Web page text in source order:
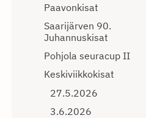
Paavonkisat
Saarijärven 90.
Juhannuskisat
Pohjola seuracup II
Keskiviikkokisat
27.5.2026
3.6.2026